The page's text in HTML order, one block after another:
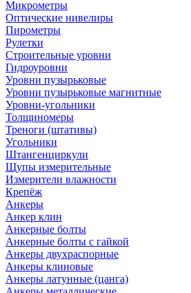
Микрометры
Оптические нивелиры
Пирометры
Рулетки
Строительные уровни
Гидроуровни
Уровни пузырьковые
Уровни пузырьковые магнитные
Уровни-угольники
Толщиномеры
Треноги (штативы)
Угольники
Штангенциркули
Щупы измерительные
Измерители влажности
Крепёж
Анкеры
Анкер клин
Анкерные болты
Анкерные болты с гайкой
Анкеры двухраспорные
Анкеры клиновые
Анкеры латунные (цанга)